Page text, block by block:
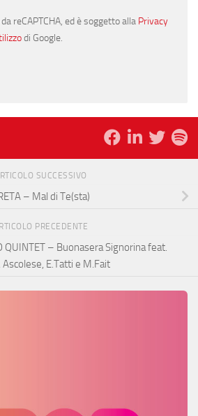
reCAPTCHA, ed è soggetto alla Privacy
di Google.
SUCCESSIVO
– Mal di Te(sta)
PRECEDENTE
QUINTET – Buonasera Signorina feat.
Ascolese, E.Tatti e M.Fait